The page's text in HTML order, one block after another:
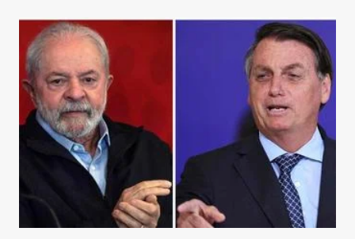
A destruição da política partidária francesa cobra
um preço. Um cenário muito diferente do da
Alemanha, onde um partido de quase 150 anos de
fundação, o SPD, voltará ao poder numa coalizão
com outros dois partidos “tradicionais”.